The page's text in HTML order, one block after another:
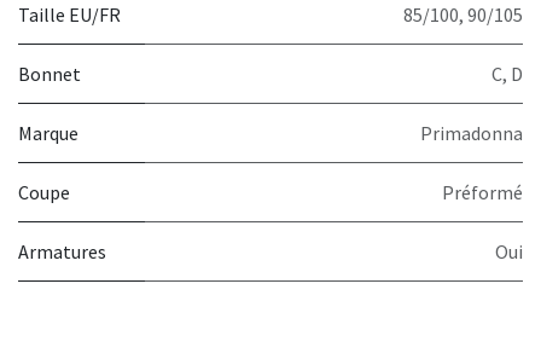
Taille EU/FR 85/100, 90/105
Bonnet C, D
Marque Primadonna
Coupe Préformé
Armatures Oui